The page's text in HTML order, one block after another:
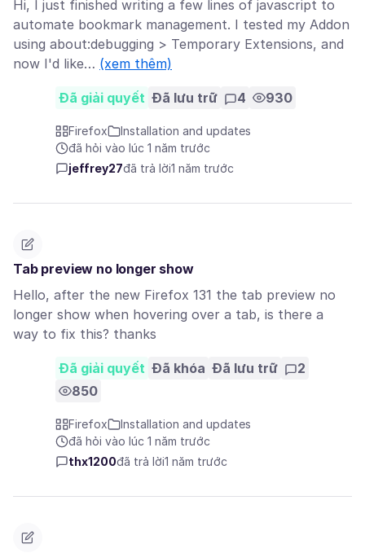
Hi, I just finished writing a few lines of javascript to
automate bookmark management. I tested my Addon
using about:debugging > Temporary Extensions, and
now I'd like… (xem thêm)
Đã giải quyết Đã lưu trữ 4 930
Firefox
Installation and updates
đã hỏi vào lúc 1 năm trước
jeffrey27đã trả lời1 năm trước
Tab preview no longer show
Hello, after the new Firefox 131 the tab preview no
longer show when hovering over a tab, is there a
way to fix this? thanks
Đã giải quyết Đã khóa Đã lưu trữ
2
850
Firefox
Installation and updates
đã hỏi vào lúc 1 năm trước
thx1200đã trả lời1 năm trước